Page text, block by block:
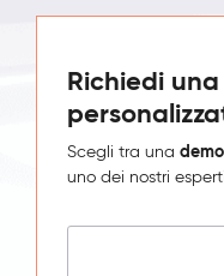
Richiedi
Scegli tra una
uno dei nostri